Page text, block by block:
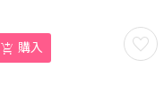
お気
購入